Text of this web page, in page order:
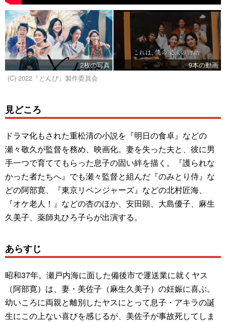
2枚の写真
9本の動画
(C) 2022『とんび』製作委員会
見どころ
ドラマ化もされた重松清の小説を『明日の食卓』などの
瀬々敬久が監督を務め、映画化。妻を失った夫と、彼に男
手一つで育ててもらった息子の固い絆を描く。『護られな
かった者たちへ』でも瀬々監督と組んだ『のみとり侍』な
どの阿部寛、『東京リベンジャーズ』などの北村匠海、
『オケ老人！』などの杏のほか、安田顕、大島優子、麻生
久美子、薬師丸ひろ子らが出演する。
あらすじ
昭和37年。瀬戸内海に面した備後市で運送業に就くヤス
（阿部寛）は、妻・美佐子（麻生久美子）の妊娠に喜ぶ。
幼いころに両親と離別したヤスにとって息子・アキラの誕
生にこの上ない喜びを感じるが、美佐子が事故死してしま